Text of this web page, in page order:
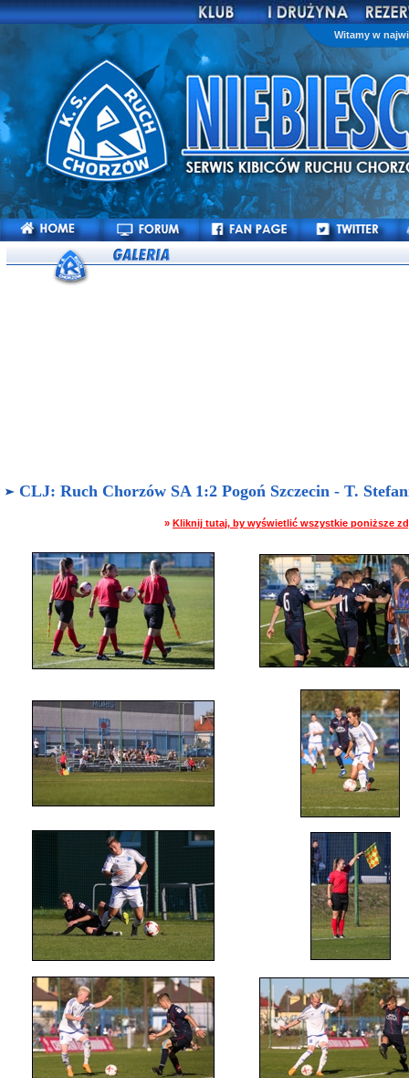
Witamy w
CLJ: Ruch Chorzów SA 1:2 Pogoń Szczecin - T.
» Kliknij tutaj, by wyświetlić wszystkie poniższe